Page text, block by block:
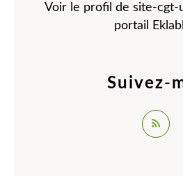
Suivez-
Voir le profil de site-cgt-
portail